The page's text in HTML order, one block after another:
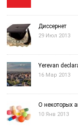
Диссернет
29 Июл 2013
Yerevan
16 Мар 2013
О некоторых
10 Янв 2013